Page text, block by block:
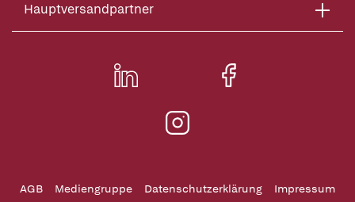
Hauptversandpartner
AGB Mediengruppe Datenschutzerklärung
Impressum